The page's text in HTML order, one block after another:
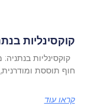
קוקסינליות
קוקסינליות
חוף תוססת
קראו עוד